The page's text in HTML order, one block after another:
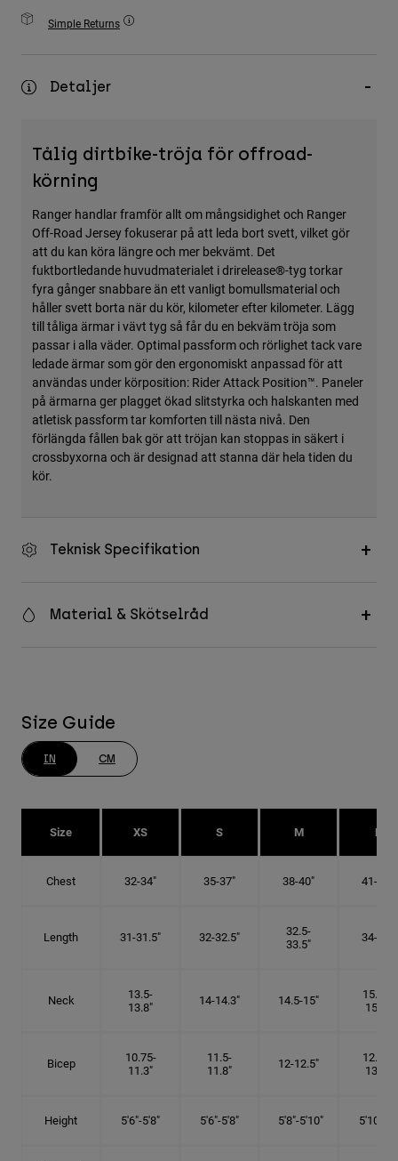
Accessories
Bags & Backpacks
Simple Returns
Detaljer
Tålig dirtbike-tröja för offroad-
körning
Ranger handlar framför allt om mångsidighet och Ranger
Off-Road Jersey fokuserar på att leda bort svett, vilket gör
att du kan köra längre och mer bekvämt. Det
fuktbortledande huvudmaterialet i drirelease®-tyg torkar
fyra gånger snabbare än ett vanligt bomullsmaterial och
håller svett borta när du kör, kilometer efter kilometer. Lägg
till tåliga ärmar i vävt tyg så får du en bekväm tröja som
passar i alla väder. Optimal passform och rörlighet tack vare
ledade ärmar som gör den ergonomiskt anpassad för att
användas under körposition: Rider Attack Position™. Paneler
på ärmarna ger plagget ökad slitstyrka och halskanten med
atletisk passform tar komforten till nästa nivå. Den
förlängda fållen bak gör att tröjan kan stoppas in säkert i
crossbyxorna och är designad att stanna där hela tiden du
kör.
Teknisk Specifikation
Material & Skötselråd
Size Guide
IN CM
Size XS S M L
Chest 32-34" 35-37" 38-40" 41-43"
Length 31-31.5" 32-32.5"
32.5-
33.5"
34-35"
Neck
13.5-
13.8"
14-14.3" 14.5-15"
15.25-
15.5"
Bicep
10.75-
11.3"
11.5-
11.8"
12-12.5"
12.75-
13.3"
Height 5'6"-5'8" 5'6"-5'8" 5'8"-5'10" 5'10"- 6'